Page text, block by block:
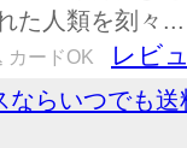
た人類を刻々...
カードOK レビ
ならいつでも